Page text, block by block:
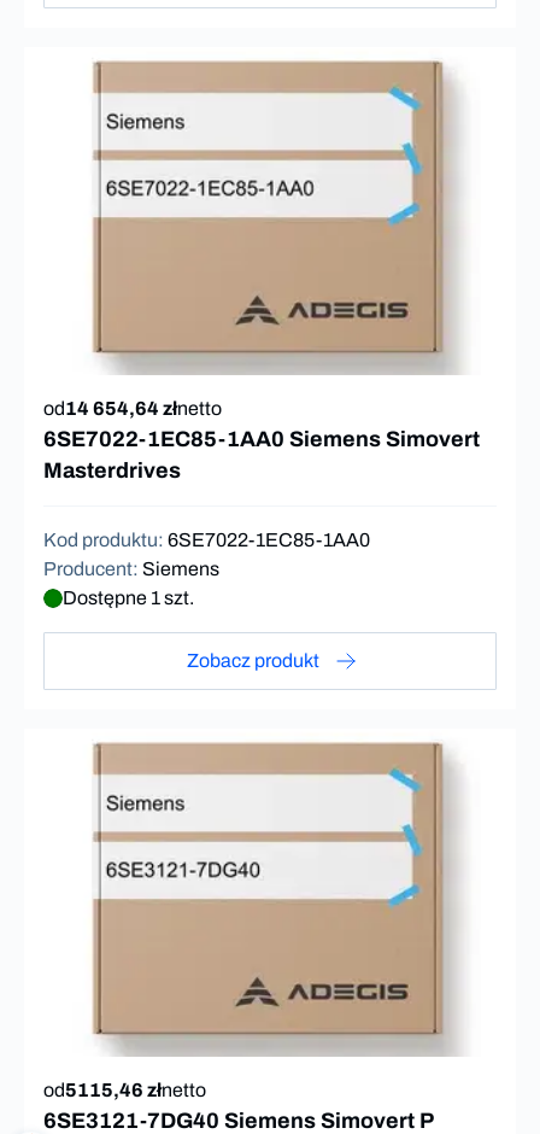
od14 654,64 złnetto
6SE7022-1EC85-1AA0 Siemens Simovert
Masterdrives
Kod produktu: 6SE7022-1EC85-1AA0
Producent: Siemens
Dostępne 1 szt.
Zobacz produkt
od5115,46 złnetto
6SE3121-7DG40 Siemens Simovert P